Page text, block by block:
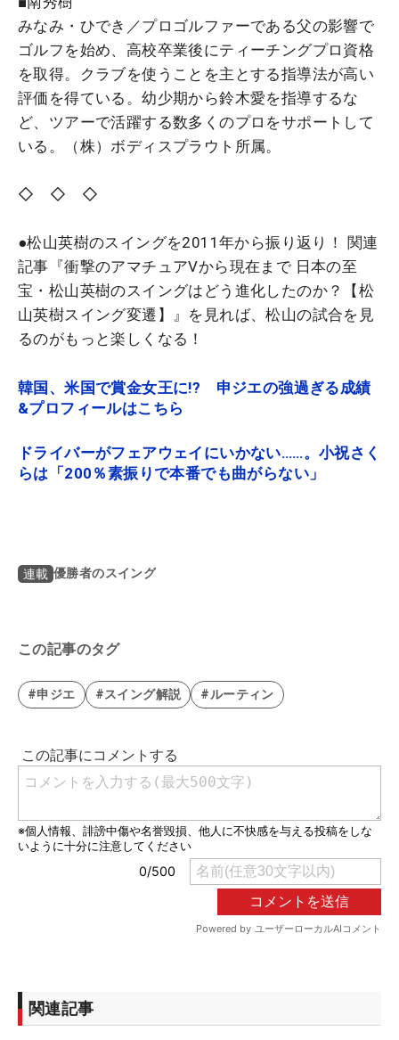
みなみ・ひでき／プロゴルファーである父の影響で
ゴルフを始め、高校卒業後にティーチングプロ資格
を取得。クラブを使うことを主とする指導法が高い
評価を得ている。幼少期から鈴木愛を指導するな
ど、ツアーで活躍する数多くのプロをサポートして
いる。（株）ボディスプラウト所属。
◇ ◇ ◇
●松山英樹のスイングを2011年から振り返り！ 関連
記事『衝撃のアマチュアVから現在まで 日本の至
宝・松山英樹のスイングはどう進化したのか？【松
山英樹スイング変遷】』を見れば、松山の試合を見
るのがもっと楽しくなる！
韓国、米国で賞金女王に!? 申ジエの強過ぎる成績
&プロフィールはこちら
ドライバーがフェアウェイにいかない……。小祝さく
らは「200％素振りで本番でも曲がらない」
連載 優勝者のスイング
この記事のタグ
#申ジエ #スイング解説 #ルーティン
関連記事